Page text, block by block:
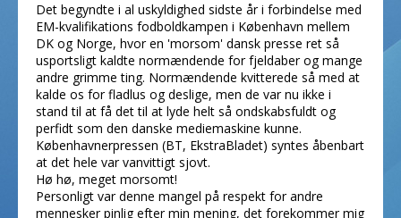
Det begyndte i al uskyldighed sidste år i forbindelse med
EM-kvalifikations fodboldkampen i København mellem
DK og Norge, hvor en 'morsom' dansk presse ret så
usportsligt kaldte normændende for fjeldaber og mange
andre grimme ting. Normændende kvitterede så med at
kalde os for fladlus og deslige, men de var nu ikke i
stand til at få det til at lyde helt så ondskabsfuldt og
perfidt som den danske mediemaskine kunne.
Københavnerpressen (BT, EkstraBladet) syntes åbenbart
at det hele var vanvittigt sjovt.
Hø hø, meget morsomt!
Personligt var denne mangel på respekt for andre
mennesker pinlig efter min mening, det forekommer mig